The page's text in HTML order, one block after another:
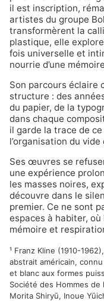
il est inscription,
artistes du groupe
transformèrent la
plastique, elle
fois universelle et
nourrie d’une
Son parcours éclaire
structure : des
du papier, de la
dans chaque
il garde la trace de
l’organisation du
Ses œuvres se
une expérience
les masses noires,
découvre dans le
premier. Ce ne sont
espaces à habiter,
mémoire et
¹ Franz Kline (1910-
abstrait américain,
et blanc aux formes
Société des Hommes de
Morita Shiryū, Inoue